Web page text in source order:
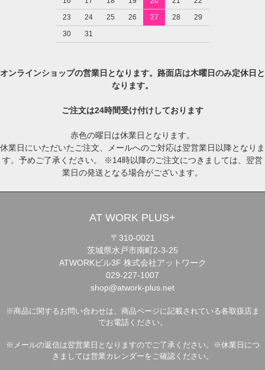
23
24 25 26 27 28
29
30
31
オンラインショップの営業日となります。路面店は木曜日のみ定休日と
なります。
ご注文は24時間受け付けしております
赤色の曜日は休業日となります。
休業日にいただいたご注文、メールへのご対応は翌営業日以降となりま
す。予めご了承ください。 ※14時以降のご注文につきましては、翌営
業日の発送となる場合がございます。
AT WORK PLUS+
〒310-0021
茨城県水戸市南町2-3-25
ATWORKビル3F 株式会社アットワーク
029-227-1007
shop@atwork-plus.net
※商品に関するお問い合わせは、商品ページに記載されている各取扱店ま
でお電話ください。
※メールの返信は翌営業日となりますのでご了承ください。※休業日につ
きましては営業カレンダーをご確認ください。